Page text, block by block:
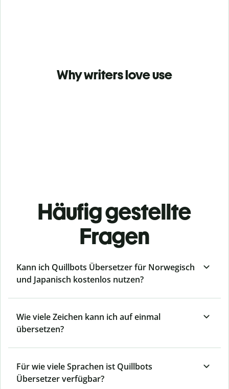
Why writers love use
Häufig gestellte
Fragen
Kann ich Quillbots Übersetzer für Norwegisch
und Japanisch kostenlos nutzen?
Wie viele Zeichen kann ich auf einmal
übersetzen?
Für wie viele Sprachen ist Quillbots
Übersetzer verfügbar?